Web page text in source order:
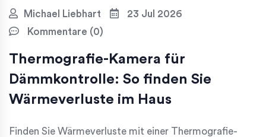
Michael Liebhart
23 Jul 2026
Kommentare (0)
Thermografie-Kamera für
Dämmkontrolle: So finden Sie
Wärmeverluste im Haus
Finden Sie Wärmeverluste mit einer Thermografie-